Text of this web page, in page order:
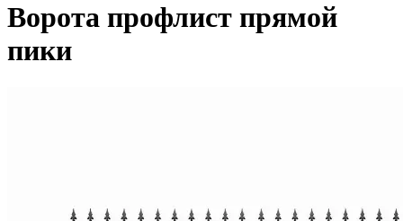
Ворота профлист прямой
пики